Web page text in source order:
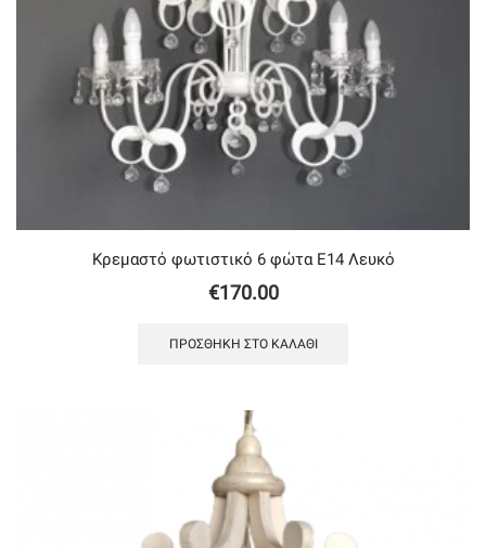
Κρεμαστό φωτιστικό 6 φώτα Ε14 Λευκό
€170.00
ΠΡΟΣΘΉΚΗ ΣΤΟ ΚΑΛΆΘΙ